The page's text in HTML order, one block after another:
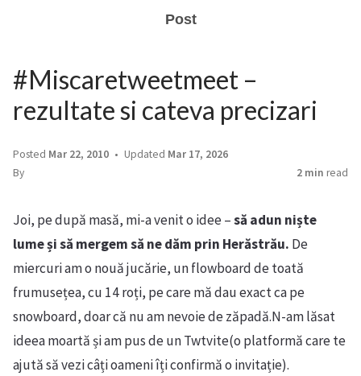
Post
#Miscaretweetmeet –
rezultate si cateva precizari
Posted Mar 22, 2010 Updated Mar 17, 2026
By
2 min read
Joi, pe după masă, mi-a venit o idee –să adun niște
lume și să mergem să ne dăm prin Herăstrău. De
miercuri am o nouă jucărie, un flowboard de toată
frumusețea, cu 14 roți, pe care mă dau exact ca pe
snowboard, doar că nu am nevoie de zăpadă.N-am lăsat
ideea moartă și am pus de un Twtvite(o platformă care te
ajută să vezi câți oameni îți confirmă o invitație).